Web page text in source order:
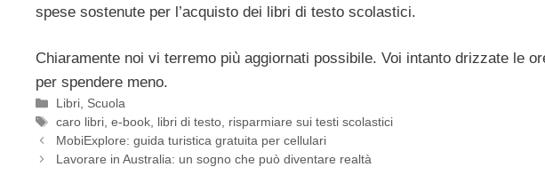
spese sostenute per l’acquisto dei libri di testo scolastici.
Chiaramente noi vi terremo più aggiornati possibile. Voi intanto drizzate le
per spendere meno.
Categorie
Libri, Scuola
Tag
caro libri,e-book, libri di testo, risparmiare sui testi scolastici
MobiExplore: guida turistica gratuita per cellulari
Lavorare in Australia: un sogno che può diventare realtà